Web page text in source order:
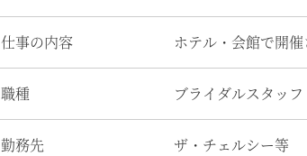
仕事の内容 ホテル・会館で開
職種 ブライダルスタッフ
勤務先 ザ・チェルシー等